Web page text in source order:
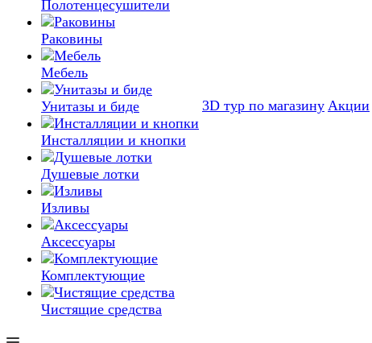
Полотенцесушители
Раковины
Мебель
Унитазы и биде
Инсталляции и кнопки
Душевые лотки
Изливы
Аксессуары
Комплектующие
Чистящие средства
3D тур по магазину Акции